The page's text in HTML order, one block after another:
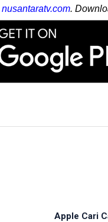
nusantaratv.com.
Apple Cari